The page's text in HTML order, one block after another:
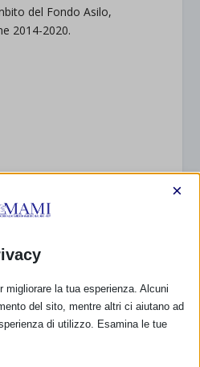
del Fondo Asilo,
2014-2020.
GLI EVENTI
×
la tua esperienza. Alcuni
del sito, mentre altri ci aiutano ad
di utilizzo. Esamina le tue